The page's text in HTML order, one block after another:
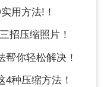
用方法!！
招压缩照片！
帮你轻松解决！
种压缩方法！